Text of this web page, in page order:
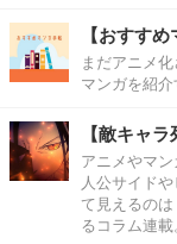
【おすすめ
まだアニメ
マンガを紹
【敵キャ
アニメやマ
人公サイド
て見えるの
るコラム連載